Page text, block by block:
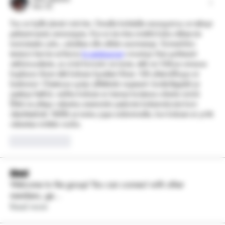
Tuo on kyllä jännä ristiriita. Omalla kohdalla anonyymius on tehnyt
pelaamisesta rennompaa. Kun ei tarvitse miettiä kuka näkee tai
kryptokasinot
uteliaisuudesta, ja siinä korostui se tunne, että voi liikkua omassa
kuplassa ilman että kukaan kyselee liikaa. Silti yhteisöllisyys ei
kadonnut. Chateissa syntyi yllättävän nopeasti inside-läppää ja
jaettuja hetkiä, vaikka kukaan ei tiennyt toistensa oikeita nimiä.
Ehkä se yhteys rakentuu enemmän jaetuista kokemuksista kuin
identiteetistä. Välillä se tuntuu jopa aidommalta, kun kukaan ei yritä
rakentaa mitään roolia.
About
Welcome to the group! You can connect with other
members, ge